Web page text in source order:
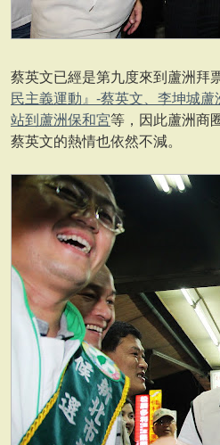
蔡英文已經是第九度來到蘆洲拜
民主義運動』-蔡英文、李坤城蘆
站到蘆洲保和宮等，因此蘆洲商
蔡英文的熱情也依然不減。